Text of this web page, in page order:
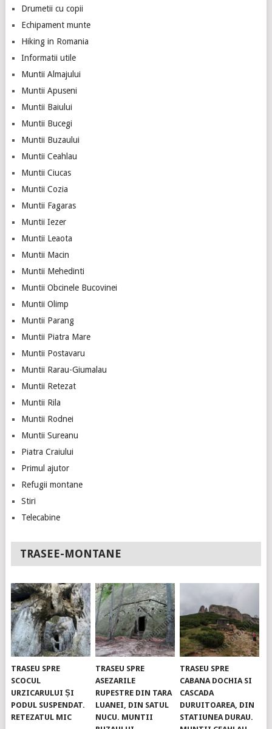
Drumetii cu copii
Echipament munte
Hiking in Romania
Informatii utile
Muntii Almajului
Muntii Apuseni
Muntii Baiului
Muntii Bucegi
Muntii Buzaului
Muntii Ceahlau
Muntii Ciucas
Muntii Cozia
Muntii Fagaras
Muntii Iezer
Muntii Leaota
Muntii Macin
Muntii Mehedinti
Muntii Obcinele Bucovinei
Muntii Olimp
Muntii Parang
Muntii Piatra Mare
Muntii Postavaru
Muntii Rarau-Giumalau
Muntii Retezat
Muntii Rila
Muntii Rodnei
Muntii Sureanu
Piatra Craiului
Primul ajutor
Refugii montane
Stiri
Telecabine
TRASEE-MONTANE
TRASEU SPRE
SCOCUL
URZICARULUI ȘI
PODUL SUSPENDAT.
RETEZATUL MIC
TRASEU SPRE
ASEZARILE
RUPESTRE DIN TARA
LUANEI, DIN SATUL
NUCU. MUNTII
TRASEU SPRE
CABANA DOCHIA SI
CASCADA
DURUITOAREA, DIN
STATIUNEA DURAU.